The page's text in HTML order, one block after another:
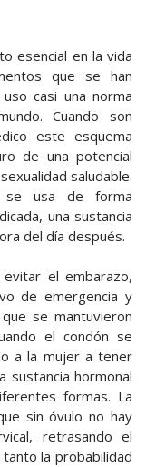
esencial en la vida
que se han
casi una norma
Cuando son
este esquema
de una potencial
saludable.
se usa de forma
una sustancia
del día después.
el embarazo,
de emergencia y
se mantuvieron
el condón se
a la mujer a tener
sustancia hormonal
formas. La
sin óvulo no hay
retrasando el
la probabilidad